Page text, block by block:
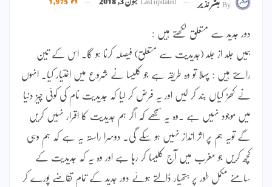
دور جدید سے متعلق لکھتے ہیں :
ہمیں جلد از جلد (جدیدیت سے متعلق) فیصلہ کرنا ہو گا۔ اس کے تین
راستے ہیں : پہلا تو وہ طریقہ ہے جو کلیسا نے شروع میں اختیار کیا۔ انہوں
نے کھڑ کیاں بند کر لیں اور یہ فرض کر لیا کہ جدیدیت نام کی کوئی چیز دنیا
میں موجود نہیں ہے ۔وہ یہ سمجھے کہ اگر ہم جدیدیت کا اقرار نہیں کریں
گے تویہ ہم پر اثر انداز نہیں ہو سکے گی۔ دوسرا راستہ یہ ہے کہ ہم وہی
کچھ کریں جو مغرب میں آج کلیسا کر رہا ہے اور وہ یہ کہ جدیدیت کے
سامنے مکمل طور پر ہتھیار ڈالتے ہوئے دور جدید کے تمام تقاضے پورے کر